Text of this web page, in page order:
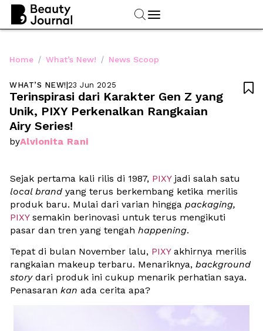
Home / What’s New! / News Scoop
WHAT’S NEW!|23 Jun 2025
Terinspirasi dari Karakter Gen Z yang
Unik, PIXY Perkenalkan Rangkaian
Airy Series!
byAlvionita Rani

Sejak pertama kali rilis di 1987, PIXY
local brand yang terus berkembang ketika merilis
produk baru. Mulai dari varian hingga
PIXY semakin berinovasi untuk terus mengikuti
pasar dan tren yang tengah happening.
Tepat di bulan November lalu, PIXY akhirnya merilis
rangkaian makeup terbaru. Menariknya, background
story dari produk ini cukup menarik perhatian saya.
Penasaran kan ada cerita apa?